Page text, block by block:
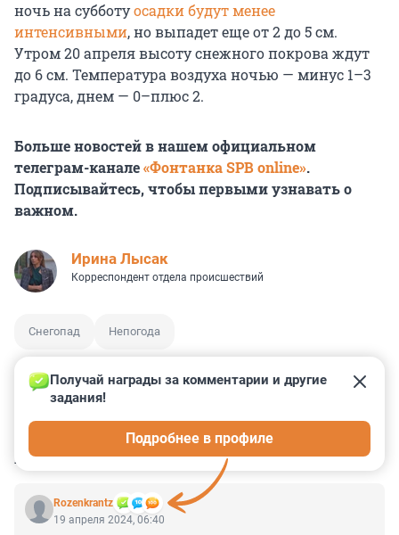
ночь на субботуосадки будут менее
интенсивными, но выпадет еще от 2 до 5 см.
Утром 20 апреля высоту снежного покрова ждут
до 6 см. Температура воздуха ночью — минус 1–3
градуса, днем — 0–плюс 2.
Больше новостей в нашем официальном
телеграм-канале«Фонтанка SPB online».
Подписывайтесь, чтобы первыми узнавать о
важном.
Ирина Лысак
Корреспондент отдела происшествий
Снегопад Непогода
КОММЕНТАРИИ 12
Rozenkrantz
Получай награды за комментарии и другие
задания!
Подробнее в профиле
19 апреля 2024, 06:40